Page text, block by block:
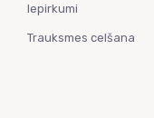
Iepirkumi
Trauksmes celšana